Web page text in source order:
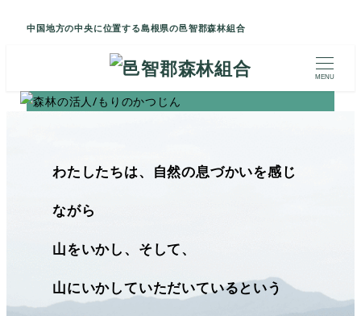
中国地方の中央に位置する島根県の邑智郡森林組合
MENU
わたしたちは、自然の息づかいを感じ
ながら
山をいかし、そして、
山にいかしていただいているという